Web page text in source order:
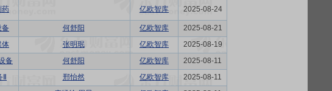
药 亿欧智库 2025-08-24
备 何舒阳 亿欧智库
2025-08-21
体 张明珉 亿欧智库
2025-08-19
备 何舒阳 亿欧智库
2025-08-11
邢怡然 亿欧智库
2025-08-11